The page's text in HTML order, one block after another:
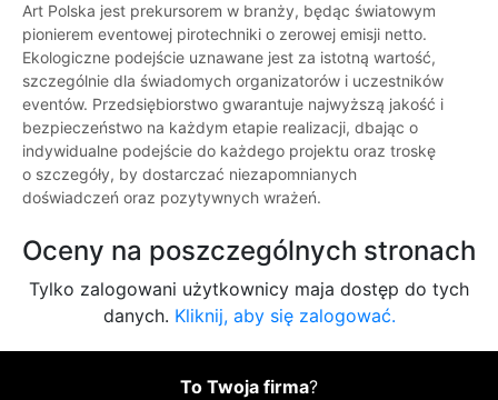
Art Polska jest prekursorem w branży, będąc światowym
pionierem eventowej pirotechniki o zerowej emisji netto.
Ekologiczne podejście uznawane jest za istotną wartość,
szczególnie dla świadomych organizatorów i uczestników
eventów. Przedsiębiorstwo gwarantuje najwyższą jakość i
bezpieczeństwo na każdym etapie realizacji, dbając o
indywidualne podejście do każdego projektu oraz troskę
o szczegóły, by dostarczać niezapomnianych
doświadczeń oraz pozytywnych wrażeń.
Oceny na poszczególnych stronach
Tylko zalogowani użytkownicy maja dostęp do tych
danych. Kliknij, aby się zalogować.
To Twoja firma?